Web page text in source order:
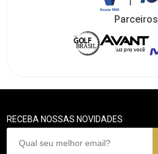
Parceiros
RECEBA NOSSAS NOVIDADES